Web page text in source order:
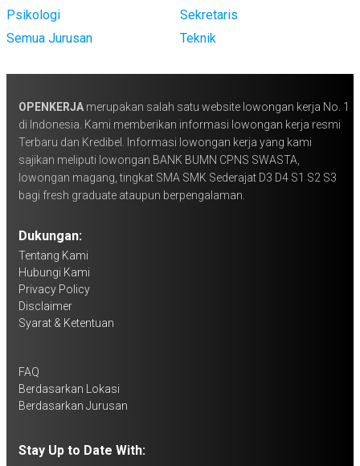
Psikologi
Sekretaris
Semua Jurusan
Teknik
OPENKERJA merupakan salah satu website lowongan kerja No. 1
di Indonesia. Kami memberikan informasi lowongan kerja resmi
Terbaru dan Kredibel. Informasi lowongan kerja yang kami
sajikan meliputi lowongan BANK BUMN CPNS SWASTA,
lowongan magang, tingkat SMA SMK Sederajat D3 D4 S1 S2 S3
bagi fresh graduate ataupun berpengalaman.
Dukungan:
Tentang Kami
Hubungi Kami
Privacy Policy
Disclaimer
Syarat & Ketentuan
FAQ
Berdasarkan Lokasi
Berdasarkan Jurusan
Stay Up to Date With: